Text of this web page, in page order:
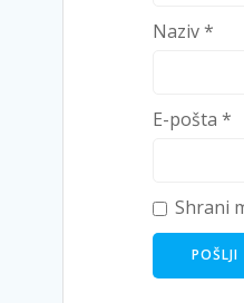
Naziv*
E-pošta *
Shrani